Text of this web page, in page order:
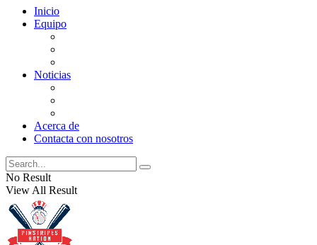
Inicio
Equipo
Noticias
Acerca de
Contacta con nosotros
No Result
View All Result